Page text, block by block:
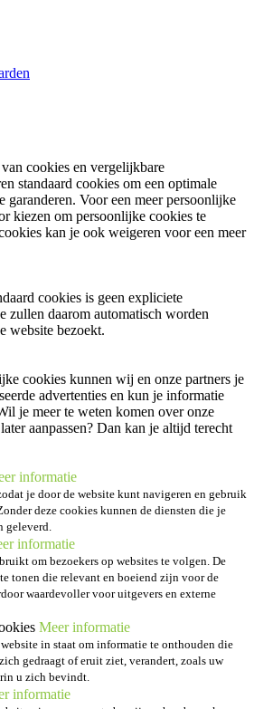
cookies en vergelijkbare
standaard cookies om een optimale
garanderen. Voor een meer persoonlijke
kiezen om persoonlijke cookies te
kan je ook weigeren voor een meer
cookies is geen expliciete
zullen daarom automatisch worden
website bezoekt.
cookies kunnen wij en onze partners je
advertenties en kun je informatie
je meer te weten komen over onze
aanpassen? Dan kan je altijd terecht
informatie
je door de website kunt navigeren en gebruik
deze cookies kunnen de diensten die je
geleverd.
informatie
om bezoekers op websites te volgen. De
tonen die relevant en boeiend zijn voor de
waardevoller voor uitgevers en externe
Meer informatie
in staat om informatie te onthouden die
gedraagt of eruit ziet, verandert, zoals uw
u zich bevindt.
informatie